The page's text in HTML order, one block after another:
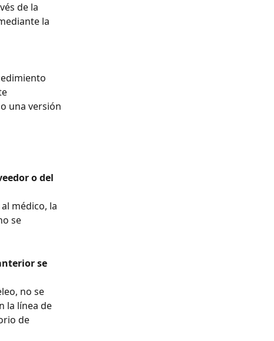
la
una versión
o del
se
se
no se
la línea de
de